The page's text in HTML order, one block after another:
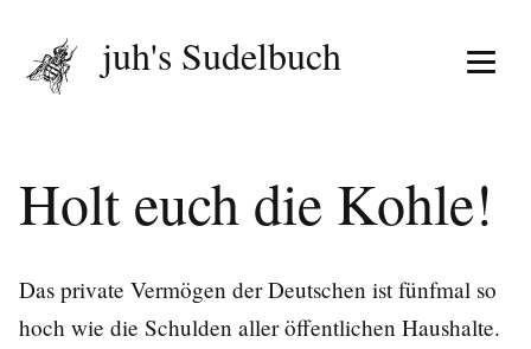
Menü
juh's Sudelbuch
Holt euch die Kohle!
Das private Vermögen der Deutschen ist fünfmal so
hoch wie die Schulden aller öffentlichen Haushalte.